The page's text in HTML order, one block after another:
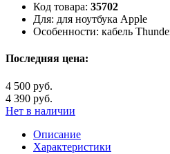
Код товара: 35702
Для: для ноутбука Apple
Особенности: кабель
Последняя цена:
4 500 руб.
4 390 руб.
Нет в наличии
Описание
Характеристики